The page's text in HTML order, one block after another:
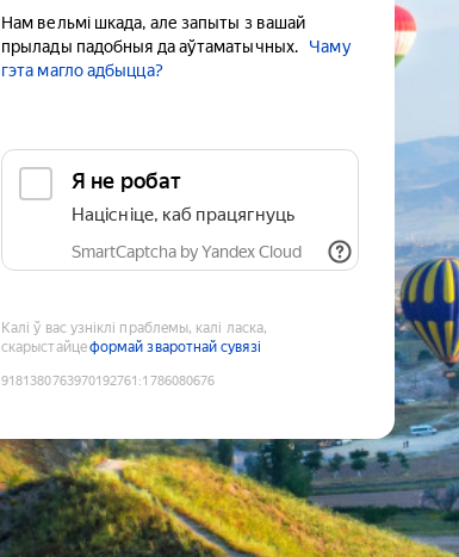
Нам вельмі шкада, але запыты з вашай
прылады падобныя да аўтаматычных.
Чаму
гэта магло адбыцца?
Я не робат
Націсніце, каб працягнуць
SmartCaptcha by Yandex Cloud
Калі ў вас узніклі праблемы, калі ласка,
скарыстайцеформай зваротнай сувязі
9181380763970192761 :1786080676